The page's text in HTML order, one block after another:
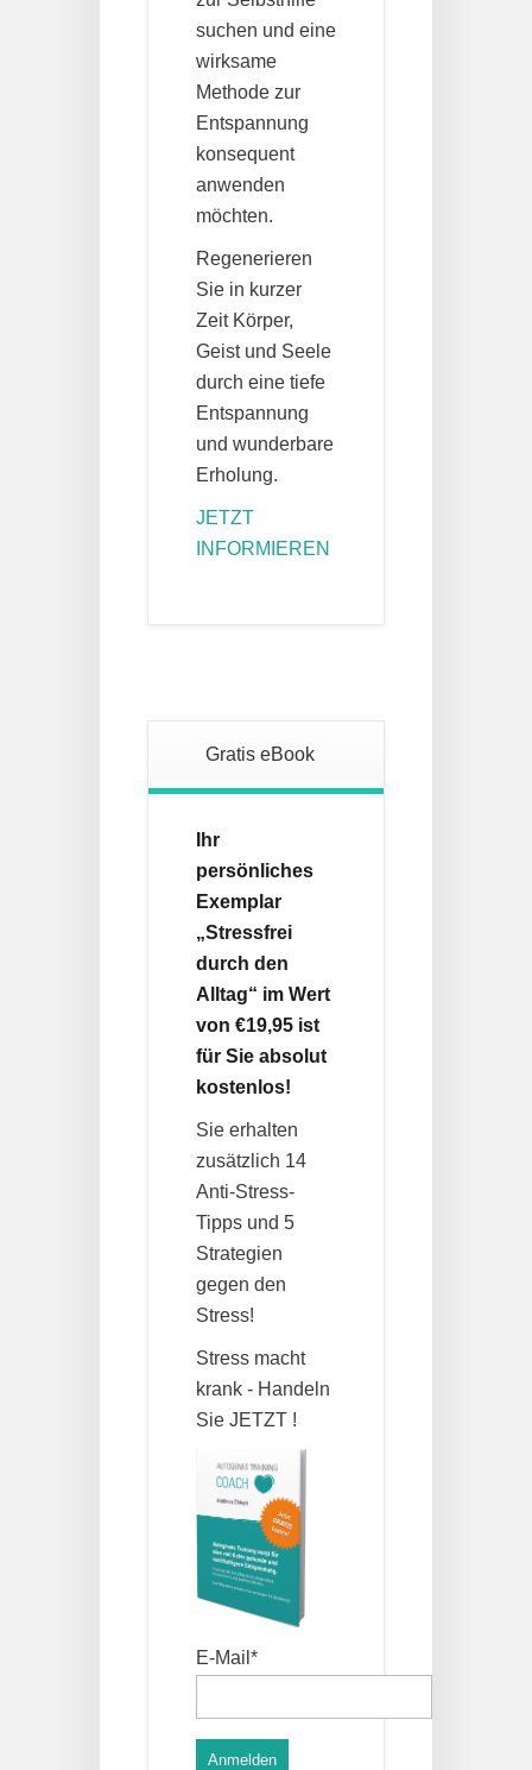
suchen und eine
wirksame
Methode zur
Entspannung
konsequent
anwenden
möchten.
Regenerieren
Sie in kurzer
Zeit Körper,
Geist und Seele
durch eine tiefe
Entspannung
und wunderbare
Erholung.
JETZT
INFORMIEREN
Gratis eBook
Ihr
persönliches
Exemplar
„Stressfrei
durch den
Alltag“ im Wert
von €19,95 ist
für Sie absolut
kostenlos!
Sie erhalten
zusätzlich 14
Anti-Stress-
Tipps und 5
Strategien
gegen den
Stress!
Stress macht
krank - Handeln
Sie JETZT !
E-Mail*
Anmelden